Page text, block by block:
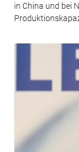
in China und bei